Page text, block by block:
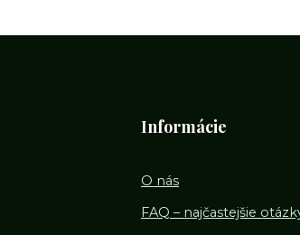
Informácie
O nás
FAQ – najčastejšie